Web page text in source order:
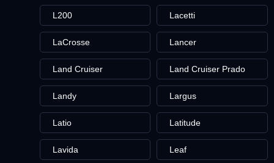
L200 Lacetti
LaCrosse Lancer
Land Cruiser Land Cruiser Prado
Landy Largus
Latio Latitude
Lavida Leaf